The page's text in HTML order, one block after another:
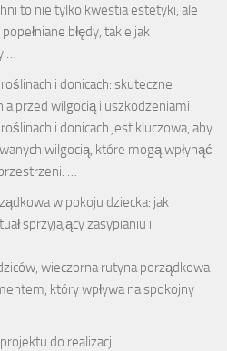
to nie tylko kwestia estetyki, ale
błędy, takie jak
…
i donicach: skuteczne
przed wilgocią i uszkodzeniami
i donicach jest kluczowa, aby
wilgocią, które mogą wpłynąć
…
w pokoju dziecka: jak
sprzyjający zasypianiu i
wieczorna rutyna porządkowa
który wpływa na spokojny
do realizacji